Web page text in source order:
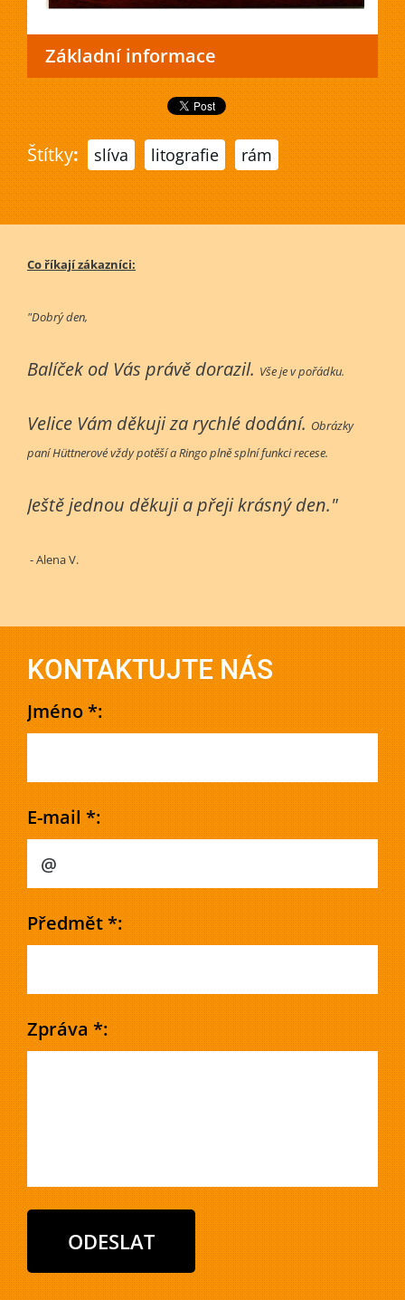
Základní informace
Štítky: slíva litografie rám
Co říkají zákazníci:
"Dobrý den,
Balíček od Vás právě dorazil. Vše je v pořádku.
Velice Vám děkuji za rychlé dodání. Obrázky
paní Hüttnerové vždy potěší a Ringo plně splní funkci recese.
Ještě jednou děkuji a přeji krásný den."
- Alena V.
KONTAKTUJTE NÁS
Jméno *:
E-mail *:
Předmět *:
Zpráva *: